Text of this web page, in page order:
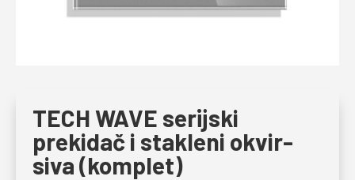
TECH WAVE serijski
prekidač i stakleni okvir-
siva (komplet)